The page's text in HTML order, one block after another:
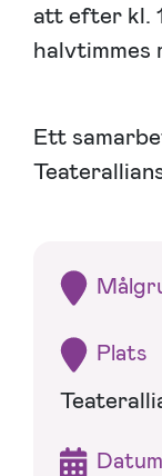
att efter kl.
halvtimmes
Ett
Plats
Datum